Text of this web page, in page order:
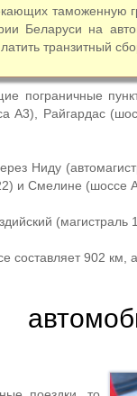
таможенную
Беларуси на
транзитный
пограничные
А3), Райгардас
Ниду
и Смелине (шоссе
(магистраль
составляет 902